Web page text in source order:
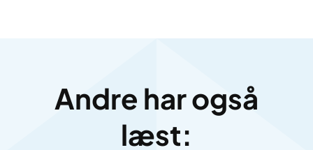
Andre har også
læst: